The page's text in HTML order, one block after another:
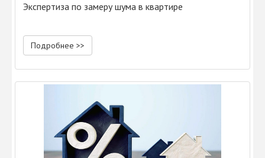
Экспертиза по замеру шума в квартире
Подробнее >>